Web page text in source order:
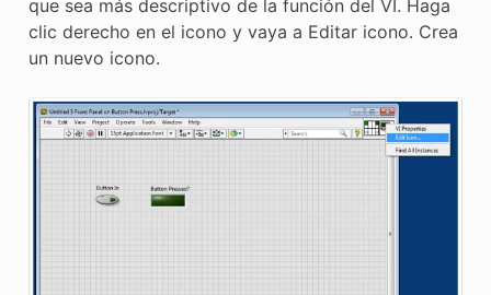
que sea más descriptivo de la función del VI. Haga
clic derecho en el icono y vaya a Editar icono. Crea
un nuevo icono.